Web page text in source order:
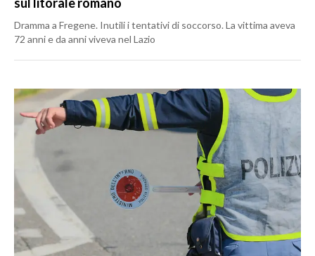
sul litorale romano
Dramma a Fregene. Inutili i tentativi di soccorso. La vittima aveva
72 anni e da anni viveva nel Lazio